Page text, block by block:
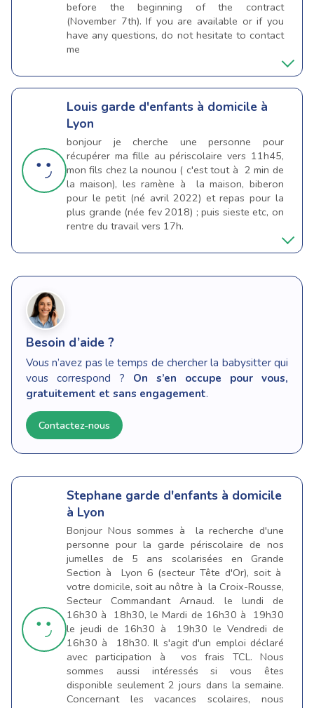
before the beginning of the contract
(November 7th). If you are available or if you
have any questions, do not hesitate to contact
me
Louis garde d'enfants à domicile à
Lyon
bonjour je cherche une personne pour
récupérer ma fille au périscolaire vers 11h45,
mon fils chez la nounou ( c'est tout à 2 min de
la maison), les ramène à la maison, biberon
pour le petit (né avril 2022) et repas pour la
plus grande (née fev 2018) ; puis sieste etc, on
rentre du travail vers 17h.
Besoin d’aide ?
Vous n’avez pas le temps de chercher la babysitter qui
vous correspond ? On s’en occupe pour vous,
gratuitement et sans engagement.
Contactez-nous
Stephane garde d'enfants à domicile
à Lyon
Bonjour Nous sommes à la recherche d'une
personne pour la garde périscolaire de nos
jumelles de 5 ans scolarisées en Grande
Section à Lyon 6 (secteur Tête d'Or), soit à
votre domicile, soit au nôtre à la Croix-Rousse,
Secteur Commandant Arnaud. le lundi de
16h30 à 18h30, le Mardi de 16h30 à 19h30
le jeudi de 16h30 à 19h30 le Vendredi de
16h30 à 18h30. Il s'agit d'un emploi déclaré
avec participation à vos frais TCL. Nous
sommes aussi intéressés si vous êtes
disponible seulement 2 jours dans la semaine.
Concernant les vacances scolaires, nous